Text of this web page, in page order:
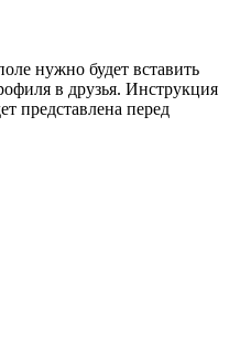
нужно будет вставить
в друзья. Инструкция
представлена перед